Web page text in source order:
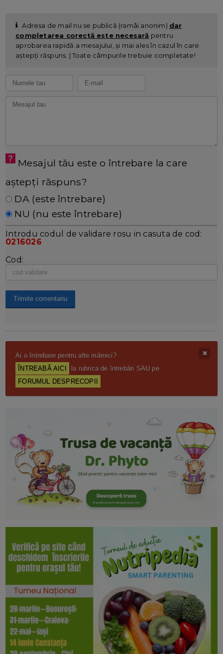
Adresa de mail nu se publică (ramâi anonim) dar
completarea corectă este necesară pentru
aprobarea rapidă a mesajului, și mai ales în cazul în care
aștepți răspuns. | Toate câmpurile trebuie completate!
Mesajul tău este o întrebare la care
aștepți răspuns?
DA (este întrebare)
NU (nu este întrebare)
Introdu codul de validare rosu in casuta de cod:
0216026
Cod:
Ai o întrebare pentru alte mămici?
ÎNTREABĂ AICI
la rubrica de întrebări SAU pe
FORUMUL DESPRECOPII